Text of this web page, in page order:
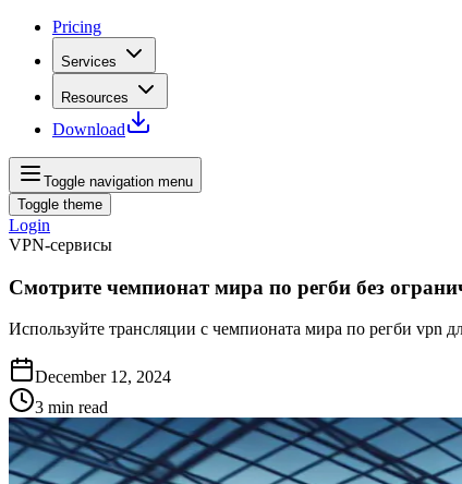
Pricing
Services
Resources
Download
Toggle navigation menu
Toggle theme
Login
VPN-сервисы
Смотрите чемпионат мира по регби без
Используйте трансляции с чемпионата мира по регби vpn
December 12, 2024
3 min read